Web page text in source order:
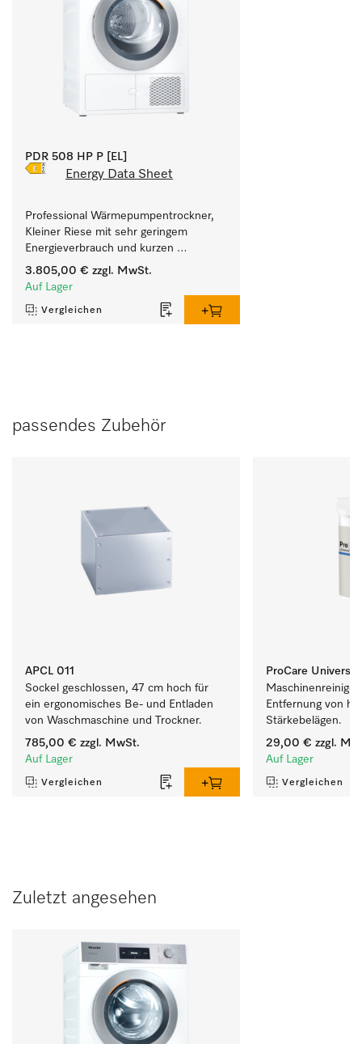
PDR 508 HP P [EL]
Energy Data Sheet
Professional Wärmepumpentrockner,
Kleiner Riese mit sehr geringem
Energieverbrauch und kurzen
Laufzeiten. Füllgewicht 8 kg.
3.805,00 € zzgl. MwSt.
Auf Lager
Vergleichen
passendes Zubehör
APCL 011
Sockel geschlossen, 47 cm hoch für
ein ergonomisches Be- und Entladen
von Waschmaschine und Trockner.
785,00 € zzgl. MwSt.
Auf Lager
Vergleichen
ProCare
Entfernung von
Stärkebelägen.
29,00 € zzgl.
Auf Lager
Vergleichen
Zuletzt angesehen